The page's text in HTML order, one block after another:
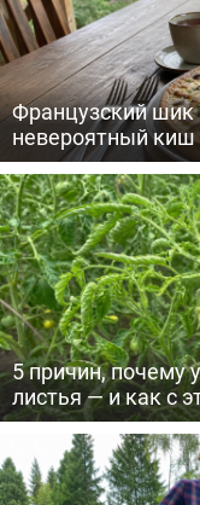
Французский шик
невероятный киш
5 причин, почему
листья — и как с